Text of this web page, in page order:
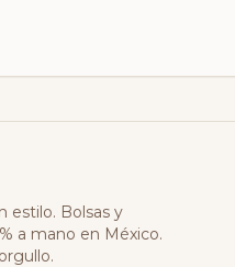
estilo. Bolsas y
a mano en México.